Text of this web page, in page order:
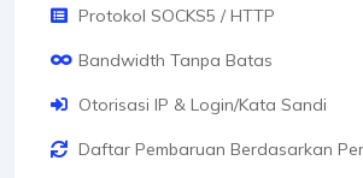
Protokol SOCKS5 / HTTP
Bandwidth Tanpa Batas
Otorisasi IP & Login/Kata Sandi
Daftar Pembaruan Berdasarkan